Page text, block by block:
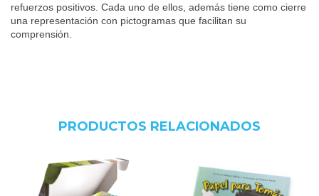
refuerzos positivos. Cada uno de ellos, además tiene como cierre
una representación con pictogramas que facilitan su
comprensión.
PRODUCTOS RELACIONADOS